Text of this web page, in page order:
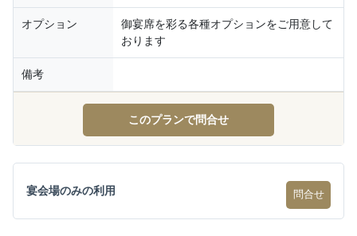
オプション
御宴席を彩る各種オプションをご用意して
おります
備考
このプランで問合せ
宴会場のみの利用 問合せ